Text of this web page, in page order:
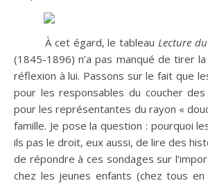
À cet égard, le tableau Lecture
(1845-1896) n’a pas manqué de tirer
réflexion à lui. Passons sur le fait que
pour les responsables du coucher
pour les représentantes du rayon «
famille. Je pose la question : pourquoi
ils pas le droit, eux aussi, de lire des
de répondre à ces sondages sur
chez les jeunes enfants (chez tous en